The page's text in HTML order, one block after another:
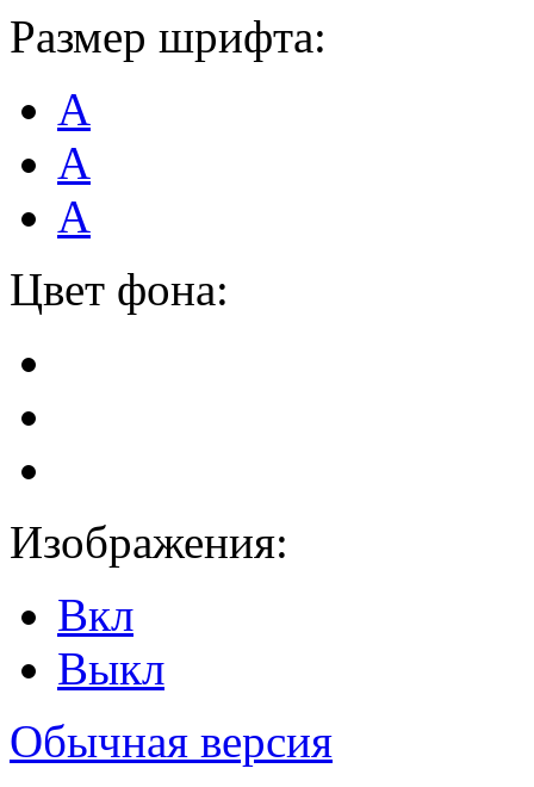
Размер шрифта:
А
А
А
Цвет фона:
Изображения:
Вкл
Выкл
Обычная версия